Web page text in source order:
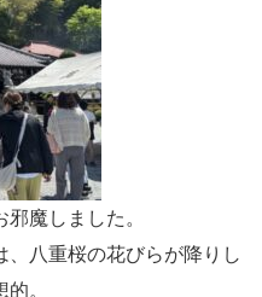
魔しました。
、八重桜の花びらが降りし
。